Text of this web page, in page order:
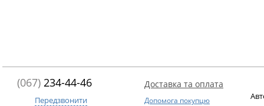
(067) 234-44-46
Передзвонити
Доставка та оплата
Допомога покупцю